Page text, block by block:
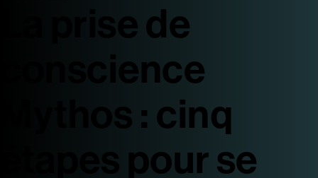
La prise de
conscience
Mythos : cinq
étapes pour se